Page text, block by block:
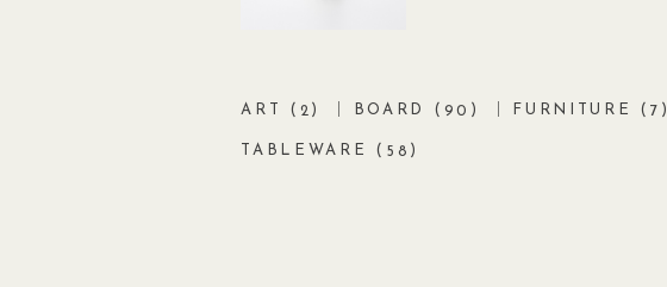
ART ( 2 ) BOARD ( 90 ) FURNITURE ( 7 )
TABLEWARE ( 58 )